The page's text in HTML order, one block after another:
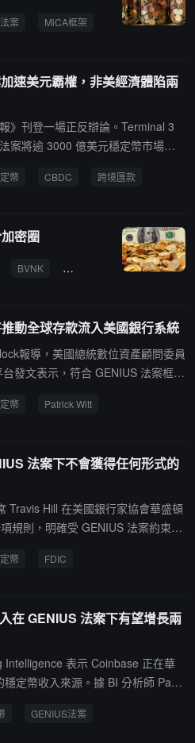
案 MiCA框架
速美元霸權，非美經濟體陷兩
》刊登一場正反辯論。Terminal 3
案將逾 3000 億美元穩定幣市場的 9
曉春則將穩定幣定性為賭場籌碼，
球跨境匯款市場規模近 1 萬億美
牌照申請，匯豐、渣打領銜之財
幣 CBDC 跨境匯款
密圈
BVNK Coinbase 收購
動全球存款流入美國銀行系統
報導，美國總統數位資產顧問委員
發文表示，符合 GENIUS 法案框架
美元的需求巨大，外國人用當地貨
成餘額的美元進行貸出或再抵押，
行方從事後者。
幣 Patrick Witt
法案下不會獲得任何形式的
Travis Hill 在美國銀行家協會華盛頓
規則，明確受 GENIUS 法案約束的
該立場與 GENIUS 法案的立法意圖
不享有 FDIC 保險，GENIUS 法案
表示 FDIC 正在考慮代幣化存款的
或記帳方式，代幣化存款應被視為
監管和存款保險待遇。白宮加密顧
Jefferies 分析師本週指出，穩定幣
幣 FDIC
在 GENIUS 法案下有望增長兩
表示 Coinbase 正在華
定幣收入來源。據 BI 分析師 Paul
法案框架下，Coinbase 的穩定
GENIUS法案